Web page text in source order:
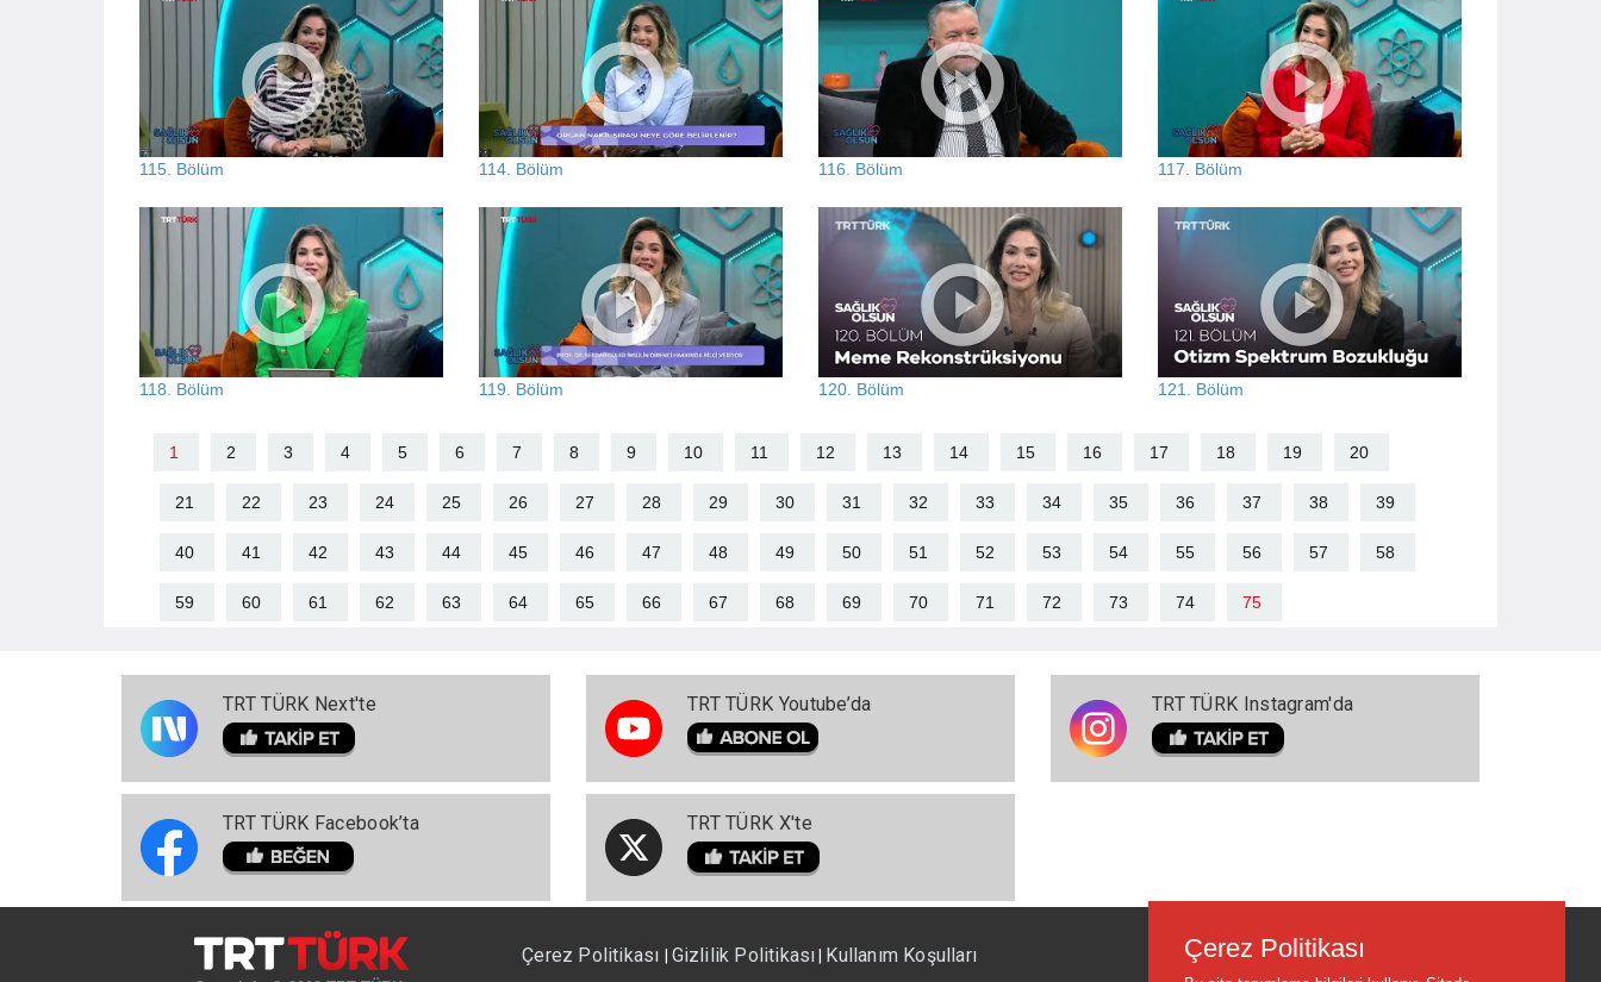
115. Bölüm 114. Bölüm 116. Bölüm 117. Bölüm
118. Bölüm 119. Bölüm 120. Bölüm 121. Bölüm
1 2 3 4 5 6 7 8 9 10 11 12 13 14 15 16 17 18 19 20
21 22 23 24 25 26 27 28 29 30 31 32 33 34 35 36 37 38 39
40 41 42 43 44 45 46 47 48 49 50 51 52 53 54 55 56 57 58
59 60 61 62 63 64 65 66 67 68 69 70 71 72 73 74 75
TRT TÜRK Next'te
TRT TÜRK Facebook’ta
TRT TÜRK Youtube’da
TRT TÜRK X'te
TRT TÜRK Instagram'da
Çerez Politikası Gizlilik Politikası Kullanım Koşulları Çerez Politikası